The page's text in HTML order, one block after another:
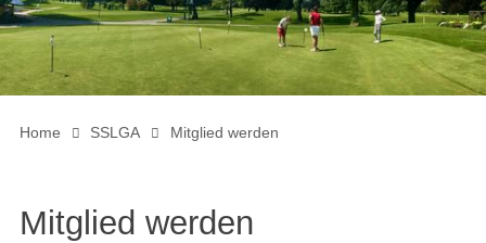
Home SSLGA Mitglied werden
Mitglied werden